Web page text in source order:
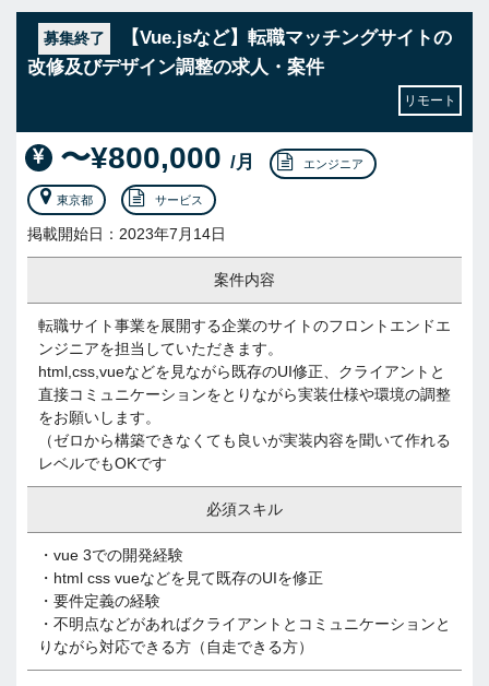
募集終了
【Vue.jsなど】転職マッチングサイトの
改修及びデザイン調整の求人・案件
リモート
〜¥800,000 /月 エンジニア
東京都 サービス
掲載開始日：2023年7月14日
案件内容
転職サイト事業を展開する企業のサイトのフロントエンドエ
ンジニアを担当していただきます。
html,css,vueなどを見ながら既存のUI修正、クライアントと
直接コミュニケーションをとりながら実装仕様や環境の調整
をお願いします。
（ゼロから構築できなくても良いが実装内容を聞いて作れる
レベルでもOKです
必須スキル
・vue 3での開発経験
・html css vueなどを見て既存のUIを修正
・要件定義の経験
・不明点などがあればクライアントとコミュニケーションと
りながら対応できる方（自走できる方）